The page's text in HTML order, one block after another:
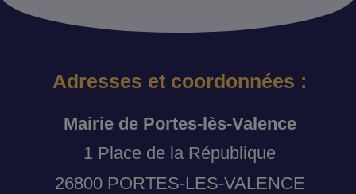
Adresses et coordonnées :
Mairie de Portes-lès-Valence
1 Place de la République
26800 PORTES-LES-VALENCE